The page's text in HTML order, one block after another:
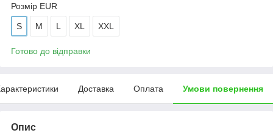
Розмір EUR
S M L XL XXL
Готово до відправки
Доставка Оплата Умови повернення
Опис